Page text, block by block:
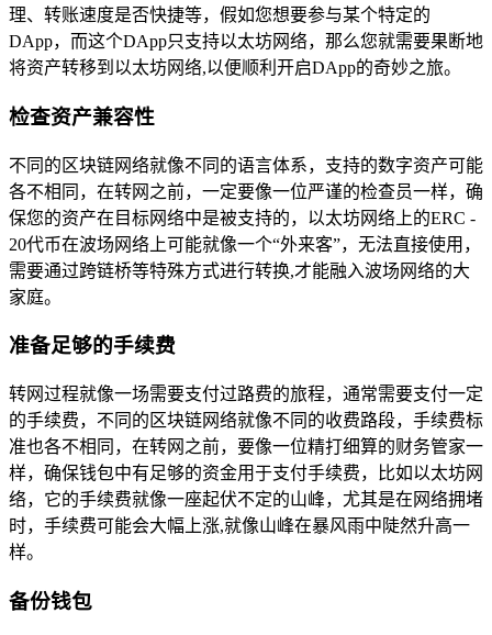
理、转账速度是否快捷等，假如您想要参与某个特定的
DApp，而这个DApp只支持以太坊网络，那么您就需要果断地
将资产转移到以太坊网络,以便顺利开启DApp的奇妙之旅。
检查资产兼容性
不同的区块链网络就像不同的语言体系，支持的数字资产可能
各不相同，在转网之前，一定要像一位严谨的检查员一样，确
保您的资产在目标网络中是被支持的，以太坊网络上的ERC -
20代币在波场网络上可能就像一个“外来客”，无法直接使用，
需要通过跨链桥等特殊方式进行转换,才能融入波场网络的大
家庭。
准备足够的手续费
转网过程就像一场需要支付过路费的旅程，通常需要支付一定
的手续费，不同的区块链网络就像不同的收费路段，手续费标
准也各不相同，在转网之前，要像一位精打细算的财务管家一
样，确保钱包中有足够的资金用于支付手续费，比如以太坊网
络，它的手续费就像一座起伏不定的山峰，尤其是在网络拥堵
时，手续费可能会大幅上涨,就像山峰在暴风雨中陡然升高一
样。
备份钱包